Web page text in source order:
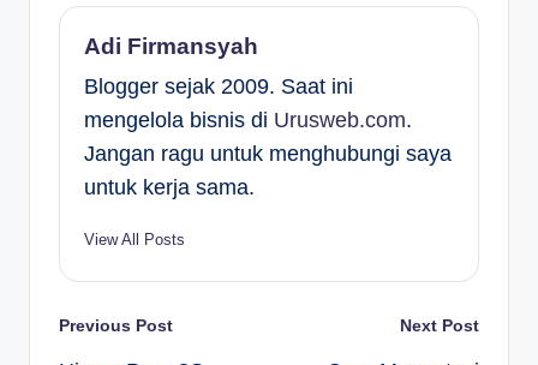
Adi Firmansyah
Blogger sejak 2009. Saat ini
mengelola bisnis di Urusweb.com.
Jangan ragu untuk menghubungi saya
untuk kerja sama.
View All Posts
Post
Previous Post Next Post